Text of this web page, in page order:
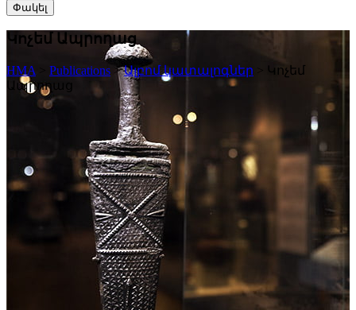
Փակել
Կոչեմ Ապրողաց
HMA Publications >Ալբոմ կատալոգներ >
Կոչեմ
Ապրողաց